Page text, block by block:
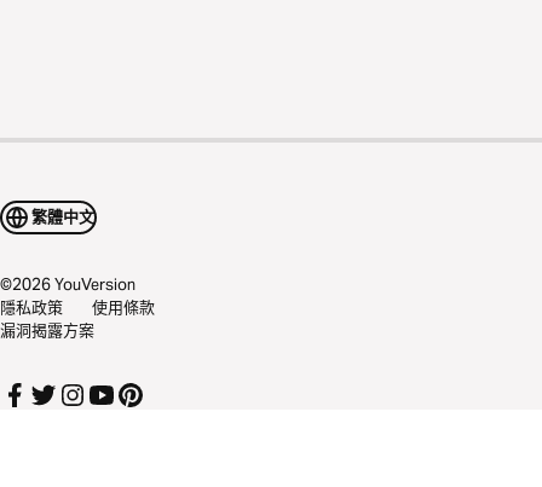
繁體中文
©2026YouVersion
隱私政策
使用條款
漏洞揭露方案